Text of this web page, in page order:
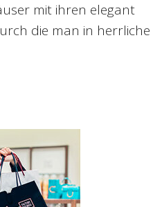
mit ihren elegant
die man in herrliche